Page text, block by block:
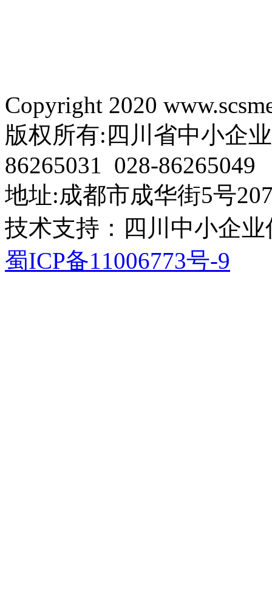
Copyright 2020
版权所有:四川省中小企
86265031 028-86265049
地址:成都市成华街5号
技术支持：四川中小企
蜀ICP备11006773号-9